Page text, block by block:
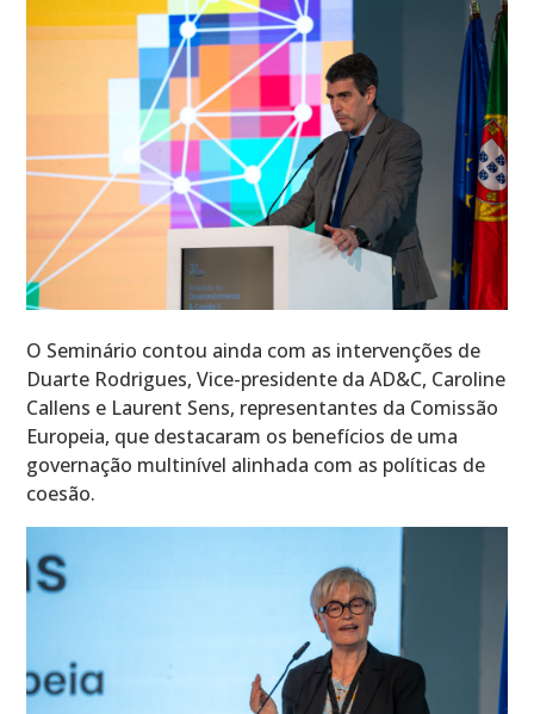
O Seminário contou ainda com as intervenções de
Duarte Rodrigues, Vice-presidente da AD&C, Caroline
Callens e Laurent Sens, representantes da Comissão
Europeia, que destacaram os benefícios de uma
governação multinível alinhada com as políticas de
coesão.